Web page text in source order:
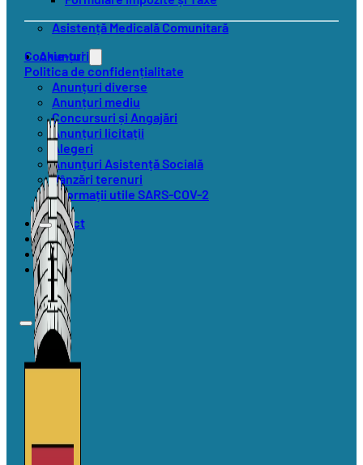
Asistență Medicală Comunitară
Anunțuri
Anunțuri diverse
Anunțuri mediu
Concursuri și Angajări
Anunțuri licitații
Alegeri
Anunțuri Asistență Socială
Vânzări terenuri
Informații utile SARS-COV-2
Contact
Cookie-uri
Politica de confidențialitate